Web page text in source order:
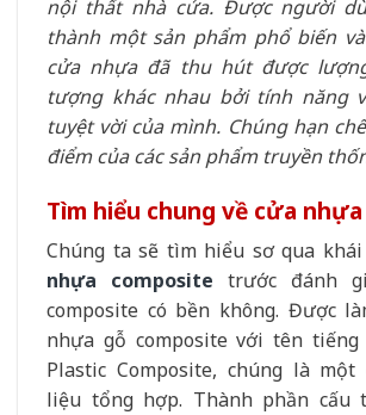
nội thất nhà cửa. Được người
thành một sản phẩm phổ biến
cửa nhựa đã thu hút được
tượng khác nhau bởi tính năng
tuyệt vời của mình. Chúng hạn
điểm của các sản phẩm truyền
Tìm hiểu chung về cửa
Chúng ta sẽ tìm hiểu sơ qua
nhựa composite trước đánh
composite có bền không. Được
nhựa gỗ composite với tên tiếng
Plastic Composite, chúng là một
liệu tổng hợp. Thành phần cấu